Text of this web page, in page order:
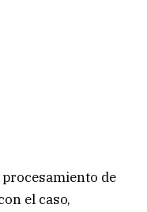
de
el caso,